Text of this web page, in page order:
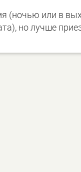
(ночью или в
но лучше